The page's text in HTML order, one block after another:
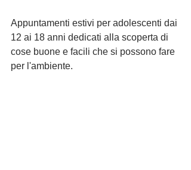
Appuntamenti estivi per adolescenti dai
12 ai 18 anni dedicati alla scoperta di
cose buone e facili che si possono fare
per l'ambiente.